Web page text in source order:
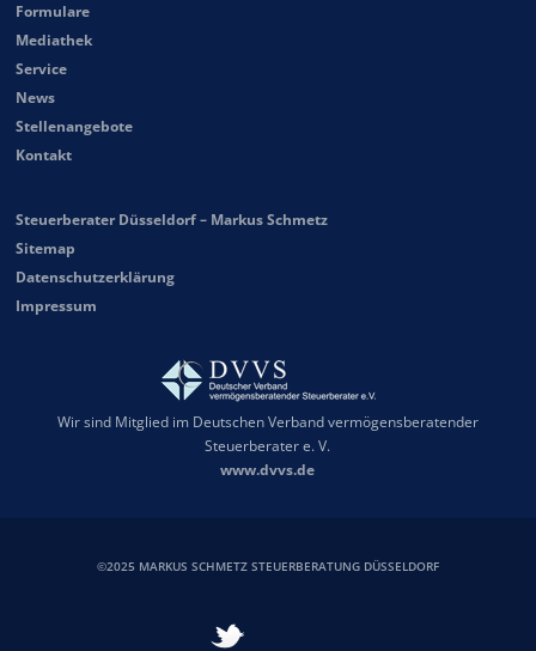
Formulare
Mediathek
Service
News
Stellenangebote
Kontakt
Steuerberater Düsseldorf – Markus Schmetz
Sitemap
Datenschutzerklärung
Impressum
Wir sind Mitglied im Deutschen Verband vermögensberatender
Steuerberater e. V.
www.dvvs.de
©2025 MARKUS SCHMETZ STEUERBERATUNG DÜSSELDORF